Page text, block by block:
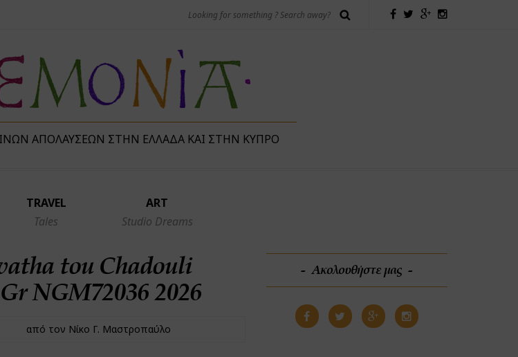
ΑΠΟΛΑΎΣΕΩΝ ΣΤΗΝ ΕΛΛΆΔΑ ΚΑΙ ΣΤΗΝ ΚΎΠΡΟ
TRAVEL
Tales
ART
Studio Dreams
tou Chadouli
NGM72036 2026
από τον Νίκο Γ. Μαστροπαύλο
Ακολουθήστε μας